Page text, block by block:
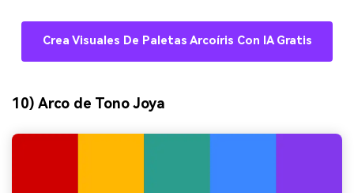
Crea Visuales De Paletas Arcoíris Con IA Gratis
10) Arco de Tono Joya